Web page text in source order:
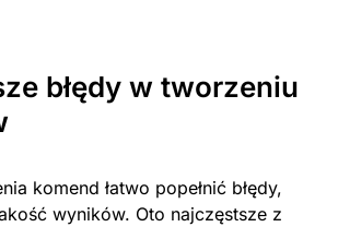
błędy w tworzeniu
komend łatwo popełnić błędy,
wyników. Oto najczęstsze z